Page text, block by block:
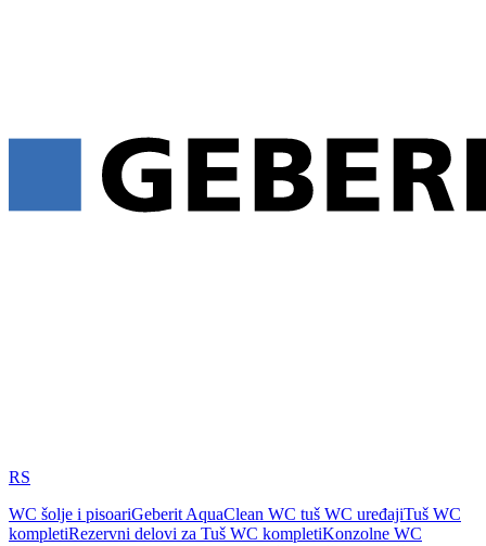
RS
WC šolje i pisoariGeberit AquaClean WC tuš WC uređajiTuš WC
kompletiRezervni delovi za Tuš WC kompletiKonzolne WC